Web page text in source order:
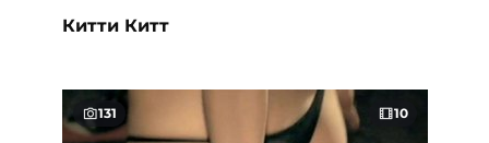
Китти Китт
131 10